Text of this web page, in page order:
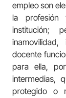
empleo son
la
institución;
docente
para ella,
intermedias,
protegido o